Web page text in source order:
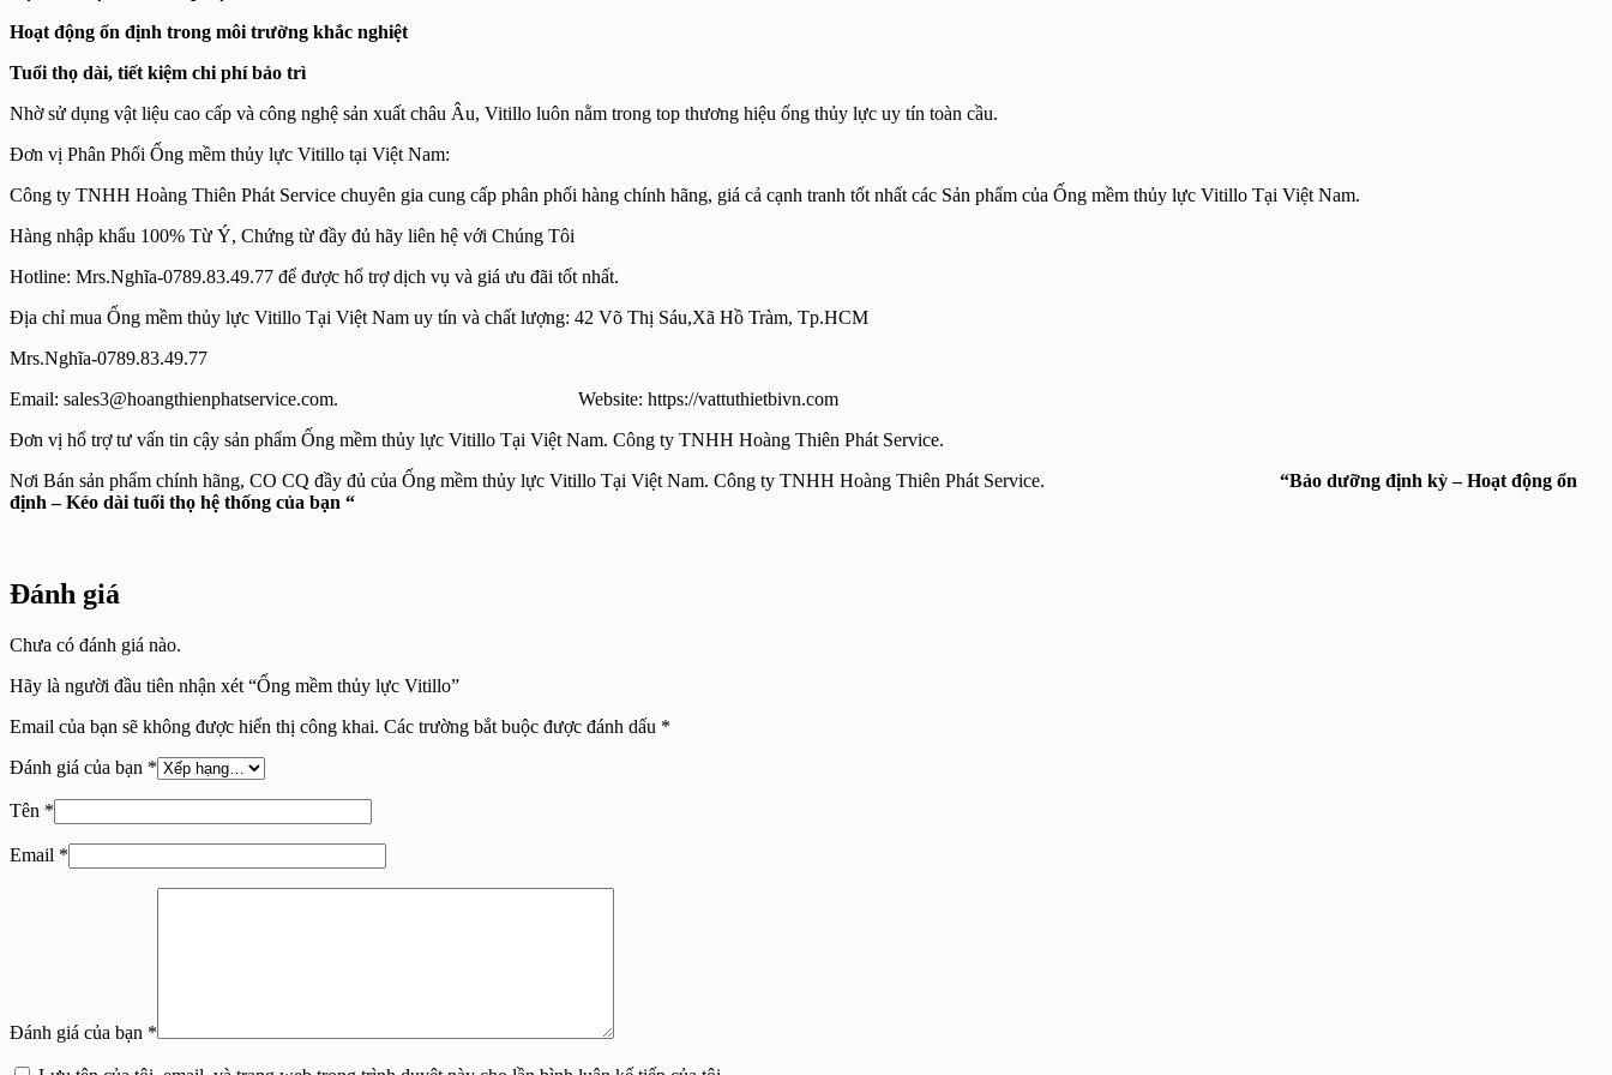
Hoạt động ổn định trong môi trường khắc nghiệt
Tuổi thọ dài, tiết kiệm chi phí bảo trì
Nhờ sử dụng vật liệu cao cấp và công nghệ sản xuất châu Âu, Vitillo luôn nằm trong top thương hiệu ống thủy lực uy tín toàn cầu.
Đơn vị Phân Phối Ống mềm thủy lực Vitillo tại Việt Nam:
Công ty TNHH Hoàng Thiên Phát Service chuyên gia cung cấp phân phối hàng chính hãng, giá cả cạnh tranh tốt nhất các Sản phẩm của Ống mềm thủy lực Vitillo Tại Việt Nam.
Hàng nhập khẩu 100% Từ Ý, Chứng từ đầy đủ hãy liên hệ với Chúng Tôi
Hotline: Mrs.Nghĩa-0789.83.49.77 để được hổ trợ dịch vụ và giá ưu đãi tốt nhất.
Địa chỉ mua Ống mềm thủy lực Vitillo Tại Việt Nam uy tín và chất lượng: 42 Võ Thị Sáu,Xã Hồ Tràm, Tp.HCM
Mrs.Nghĩa-0789.83.49.77
Email: sales3@hoangthienphatservice.com. Website: https://vattuthietbivn.com
Đơn vị hổ trợ tư vấn tin cậy sản phẩm Ống mềm thủy lực Vitillo Tại Việt Nam. Công ty TNHH Hoàng Thiên Phát Service.
Nơi Bán sản phẩm chính hãng, CO CQ đầy đủ của Ống mềm thủy lực Vitillo Tại Việt Nam. Công ty TNHH Hoàng Thiên Phát Service. “Bảo dưỡng định kỳ – Hoạt động ổn
định – Kéo dài tuổi thọ hệ thống của bạn “
Đánh giá
Chưa có đánh giá nào.
Hãy là người đầu tiên nhận xét “Ống mềm thủy lực Vitillo”
Email của bạn sẽ không được hiển thị công khai. Các trường bắt buộc được đánh dấu *
Đánh giá của bạn *
Tên *
Email *
Đánh giá của bạn *